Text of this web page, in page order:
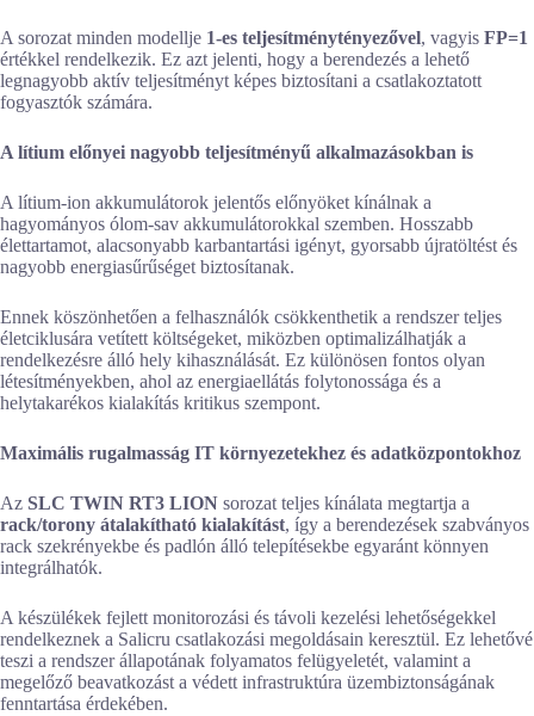
A sorozat minden modellje 1-es teljesítménytényezővel, vagyis FP=1
értékkel rendelkezik. Ez azt jelenti, hogy a berendezés a lehető
legnagyobb aktív teljesítményt képes biztosítani a csatlakoztatott
fogyasztók számára.
A lítium előnyei nagyobb teljesítményű alkalmazásokban is
A lítium-ion akkumulátorok jelentős előnyöket kínálnak a
hagyományos ólom-sav akkumulátorokkal szemben. Hosszabb
élettartamot, alacsonyabb karbantartási igényt, gyorsabb újratöltést és
nagyobb energiasűrűséget biztosítanak.
Ennek köszönhetően a felhasználók csökkenthetik a rendszer teljes
életciklusára vetített költségeket, miközben optimalizálhatják a
rendelkezésre álló hely kihasználását. Ez különösen fontos olyan
létesítményekben, ahol az energiaellátás folytonossága és a
helytakarékos kialakítás kritikus szempont.
Maximális rugalmasság IT környezetekhez és adatközpontokhoz
Az SLC TWIN RT3 LION sorozat teljes kínálata megtartja a
rack/torony átalakítható kialakítást, így a berendezések szabványos
rack szekrényekbe és padlón álló telepítésekbe egyaránt könnyen
integrálhatók.
A készülékek fejlett monitorozási és távoli kezelési lehetőségekkel
rendelkeznek a Salicru csatlakozási megoldásain keresztül. Ez lehetővé
teszi a rendszer állapotának folyamatos felügyeletét, valamint a
megelőző beavatkozást a védett infrastruktúra üzembiztonságának
fenntartása érdekében.